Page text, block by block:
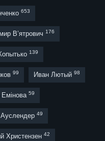
653
В’ятрович 176
139
99 Иван Лютый 98
Емінова 59
49
Христензен 42